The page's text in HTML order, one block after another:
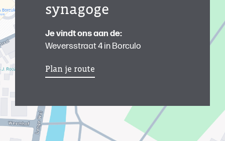
synagoge
Je vindt ons aan de:
Weversstraat 4 in Borculo
Plan je route